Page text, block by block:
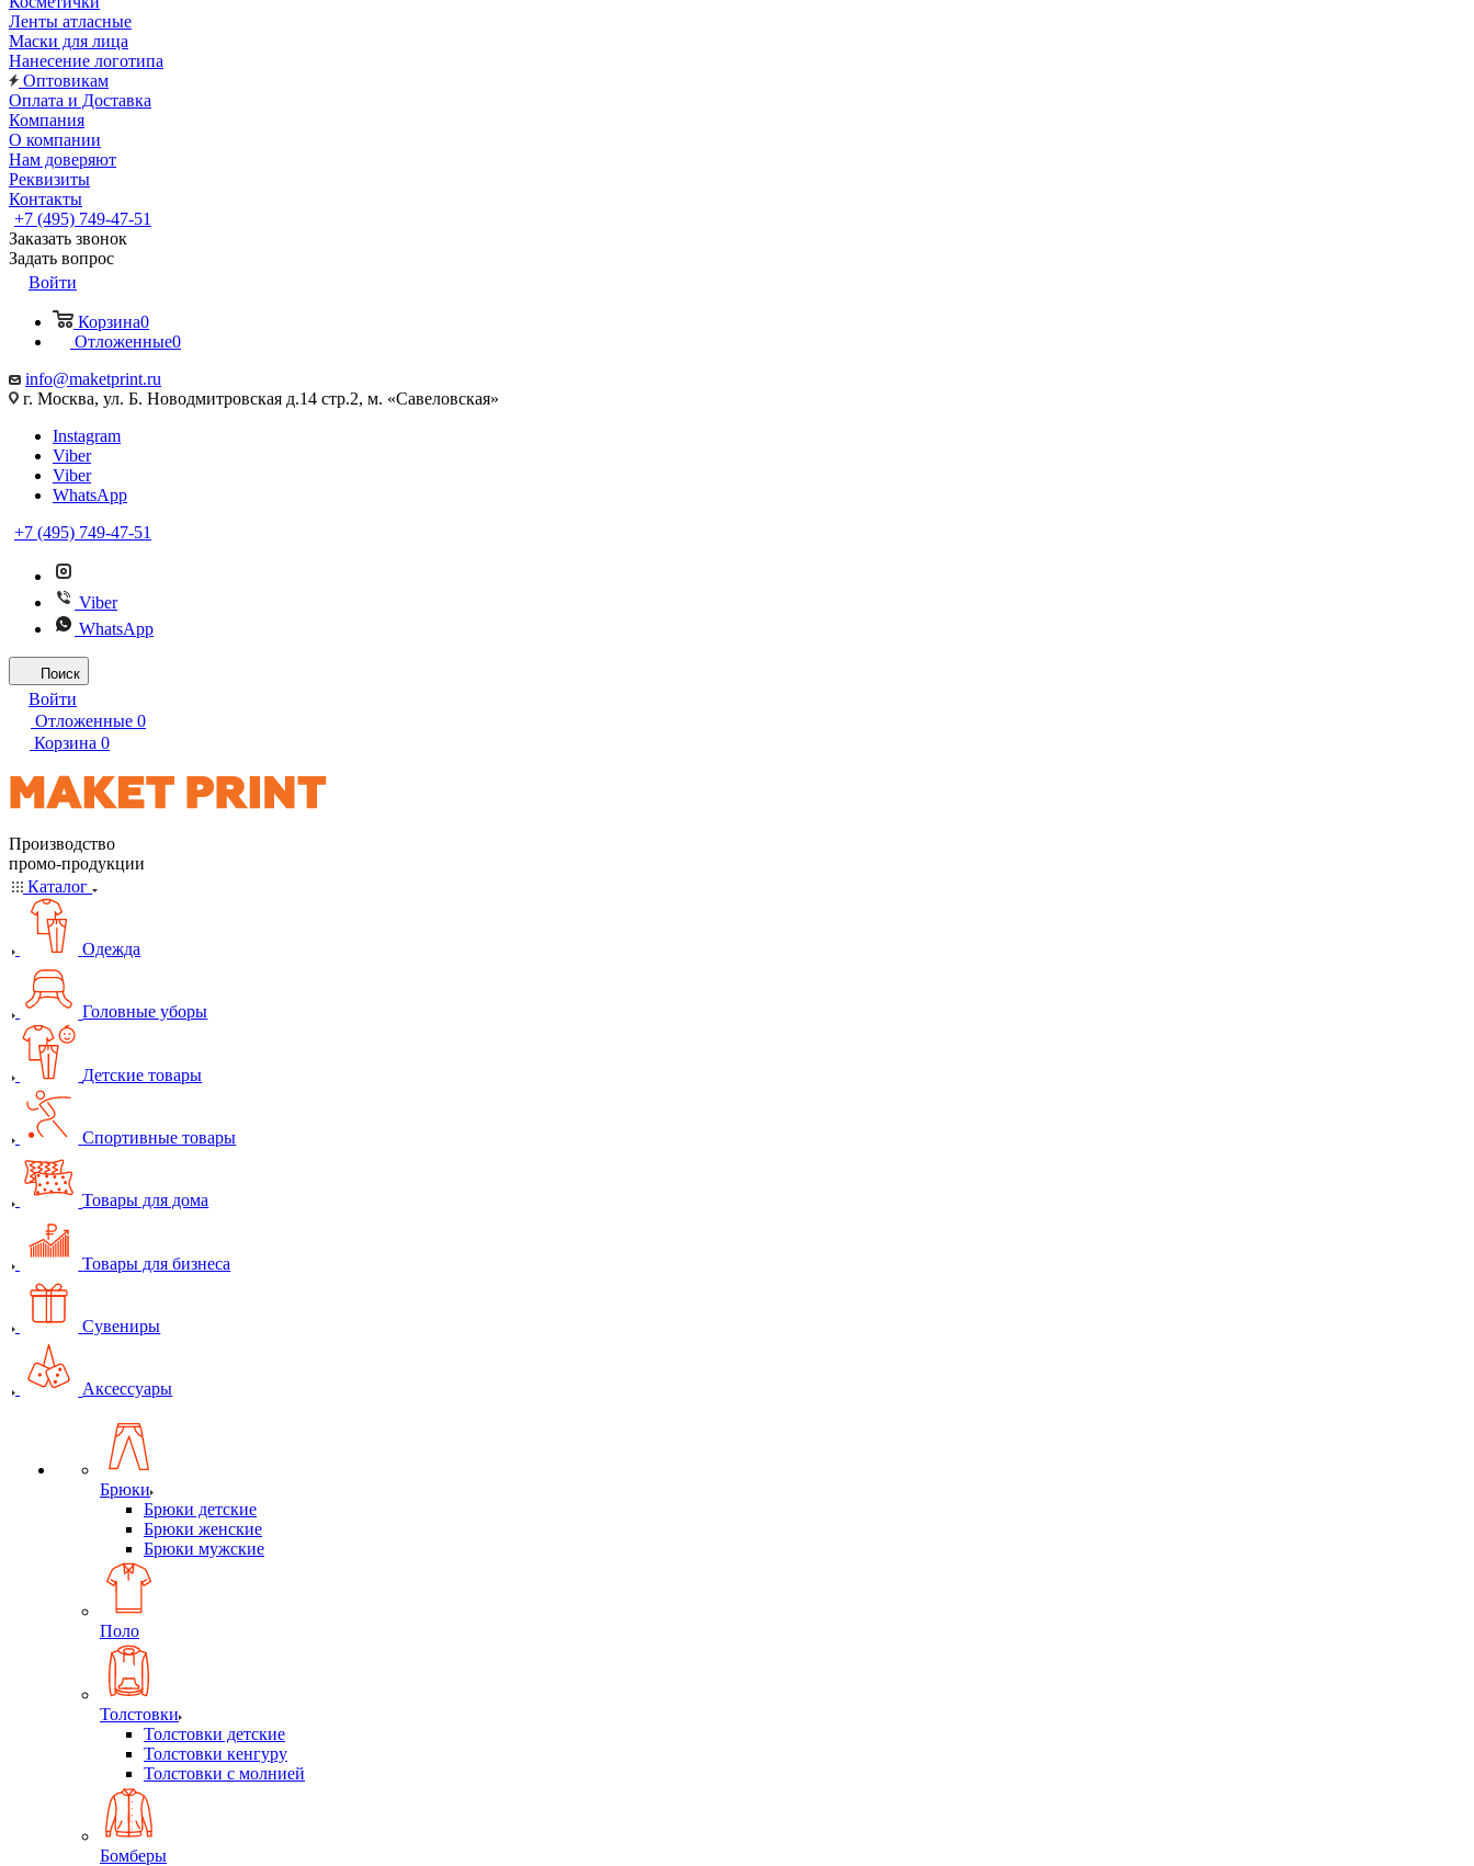
Ленты атласные
Маски для лица
Нанесение логотипа
Оптовикам
Оплата и Доставка
Компания
О компании
Нам доверяют
Реквизиты
Контакты
+7 (495) 749-47-51
Заказать звонок
Задать вопрос
Войти
Корзина0
Отложенные0
info@maketprint.ru
г. Москва, ул. Б. Новодмитровская д.14 стр.2, м. «Савеловская»
Instagram
Viber
Viber
WhatsApp
+7 (495) 749-47-51
Viber
WhatsApp
Поиск
Войти
Отложенные 0
Корзина 0
Производство
промо-продукции
Каталог
Одежда
Головные уборы
Детские товары
Спортивные товары
Товары для дома
Товары для бизнеса
Сувениры
Аксессуары
Брюки
Брюки детские
Брюки женские
Брюки мужские
Поло
Толстовки
Толстовки детские
Толстовки кенгуру
Толстовки с молнией
Бомберы